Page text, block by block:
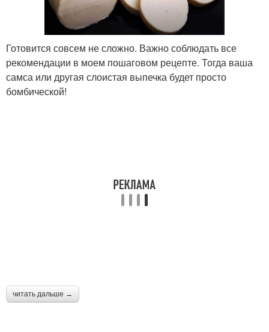
Готовится совсем не сложно. Важно соблюдать все
рекомендации в моем пошаговом рецепте. Тогда ваша
самса или другая слоистая выпечка будет просто
бомбической!
читать дальше →